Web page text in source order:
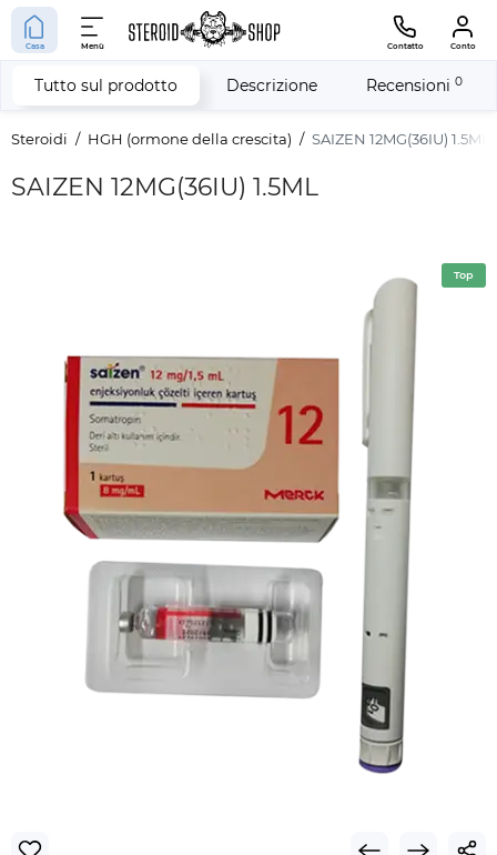
Casa Menù Contatto Conto
Steroidi HGH (ormone della crescita) SAIZEN 12MG(36IU) 1.5ML
SAIZEN 12MG(36IU) 1.5ML
Tutto sul prodotto Descrizione Recensioni 0
Top